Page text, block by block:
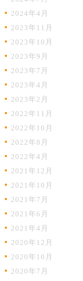
2024年4月
2023年11月
2023年10月
2023年9月
2023年7月
2023年4月
2023年2月
2022年11月
2022年10月
2022年8月
2022年4月
2021年12月
2021年10月
2021年7月
2021年6月
2021年4月
2020年12月
2020年10月
2020年7月